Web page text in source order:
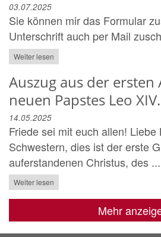
03.07.2025
Sie können mir das Formular
Unterschrift auch per Mail
Weiter lesen
Auszug aus der ersten
neuen Papstes Leo XIV.
14.05.2025
Friede sei mit euch allen! Liebe
Schwestern, dies ist der erste
auferstandenen Christus, des ...
Weiter lesen
Mehr